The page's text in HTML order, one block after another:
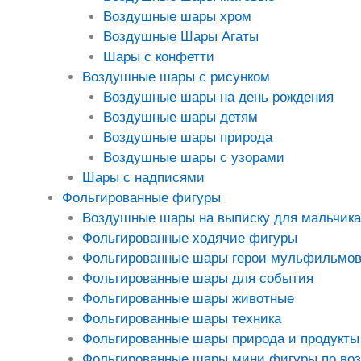
Воздушные шары хром
Воздушные Шары Агаты
Шары с конфетти
Воздушные шары с рисунком
Воздушные шары на день рождения
Воздушные шары детям
Воздушные шары природа
Воздушные шары с узорами
Шары с надписями
Фольгированные фигуры
Воздушные шары на выписку для мальчика
Фольгированные ходячие фигуры
Фольгированные шары герои мульфильмов
Фольгированные шары для события
Фольгированные шары животные
Фольгированные шары техника
Фольгированные шары природа и продукты